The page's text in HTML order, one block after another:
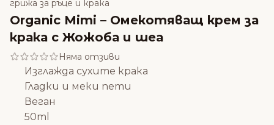
грижа за ръце и крака
Organic Mimi – Омекотяващ крем за
крака с Жожоба и шеа
Няма отзиви
Изглажда сухите крака
Гладки и меки пети
Веган
50ml